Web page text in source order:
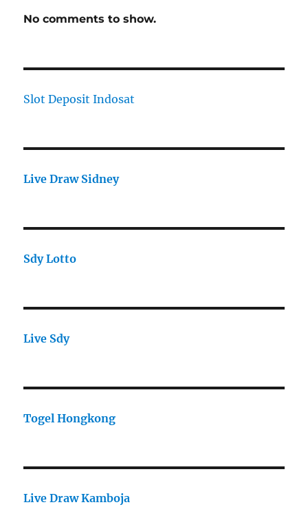
No comments to show.
Slot Deposit Indosat
Live Draw Sidney
Sdy Lotto
Live Sdy
Togel Hongkong
Live Draw Kamboja